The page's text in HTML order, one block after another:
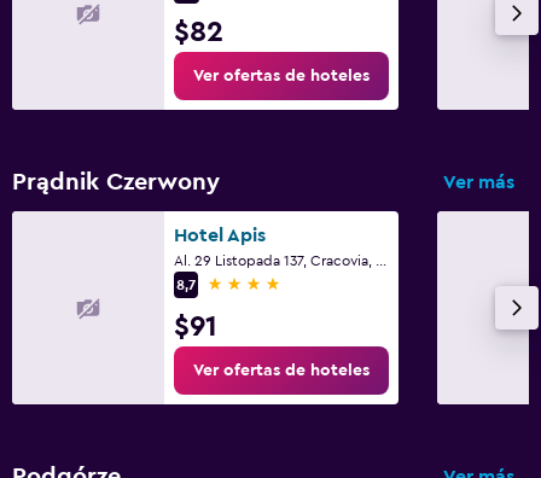
$82
Ver ofertas de hoteles
Prądnik Czerwony Ver más
Hotel Apis
8,7
4 estrellas
$91
Ver ofertas de hoteles